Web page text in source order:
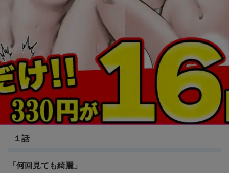
とんがり帽子のアトリエ
１話
「何回見ても綺麗」